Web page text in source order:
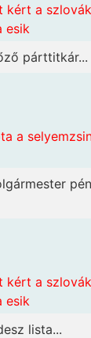
kért a
esik
párttitkár...
a
kért a
esik
lista...